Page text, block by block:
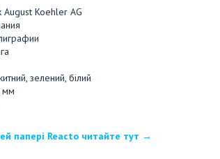
Koehler AG
зелений, білий
мм
папері Reacto читайте тут →